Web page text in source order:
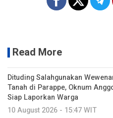
Read More
Dituding Salahgunakan
Tanah di Parappe, Oknum
Siap Laporkan Warga
10 August 2026 - 15:47 WIT